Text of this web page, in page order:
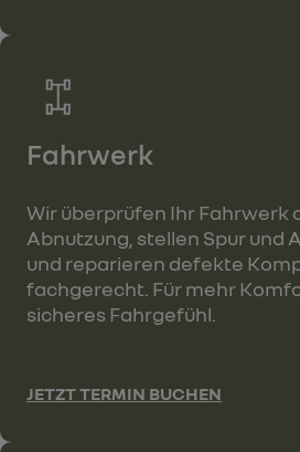
Fahrwerk
Wir überprüfen Ihr Fahrwerk
Abnutzung, stellen Spur und
und reparieren defekte
fachgerecht. Für mehr
sicheres Fahrgefühl.
JETZT TERMIN BUCHEN